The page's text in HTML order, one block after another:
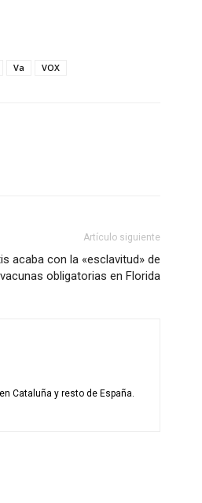
Va VOX
Artículo siguiente
acaba con la «esclavitud» de
vacunas obligatorias en Florida
Cataluña y resto de España.